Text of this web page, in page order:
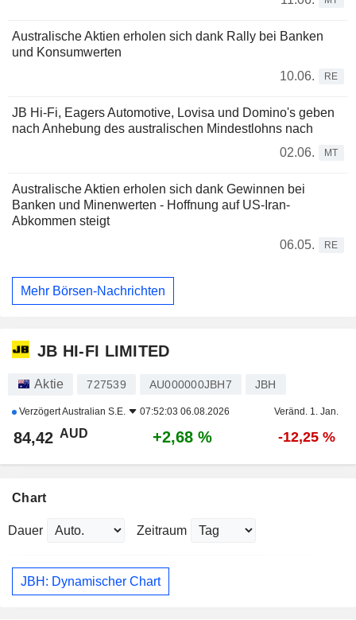
Australische Aktien erholen sich dank Rally bei Banken
und Konsumwerten
10.06.
RE
JB Hi-Fi, Eagers Automotive, Lovisa und Domino's geben
nach Anhebung des australischen Mindestlohns nach
02.06.
MT
Australische Aktien erholen sich dank Gewinnen bei
Banken und Minenwerten - Hoffnung auf US-Iran-
Abkommen steigt
06.05.
RE
Mehr Börsen-Nachrichten
JB HI-FI LIMITED
Aktie 727539 AU000000JBH7 JBH
VerzögertAustralian S.E. 07:52:03 06.08.2026 Veränd. 1. Jan.
84,42 AUD +2,68 % -12,25 %
Chart
Dauer Zeitraum
JBH: Dynamischer Chart